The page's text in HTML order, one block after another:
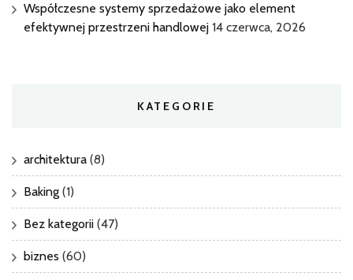
Współczesne systemy sprzedażowe jako element
efektywnej przestrzeni handlowej 14 czerwca, 2026
KATEGORIE
architektura (8)
Baking (1)
Bez kategorii (47)
biznes (60)